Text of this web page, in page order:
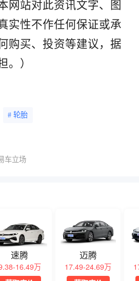
网站对此资讯文字、图
实性不作任何保证或承
购买、投资等建议，据
）
# 轮胎
车立场
速腾
16.49万
迈腾
17.49-24.69万